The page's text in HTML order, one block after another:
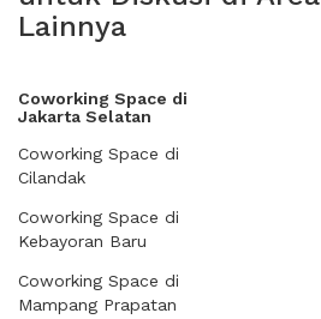
Lainnya
Coworking Space di
Jakarta Selatan
Coworking Space di
Cilandak
Coworking Space di
Kebayoran Baru
Coworking Space di
Mampang Prapatan